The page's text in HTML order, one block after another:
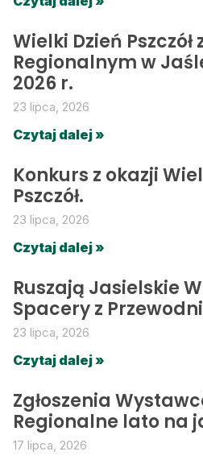
Wielki Dzień Pszczół
Regionalnym w
2026 r.
23 lipca, 2026
Czytaj dalej »
Konkurs z okazji
Pszczół.
23 lipca, 2026
Czytaj dalej »
Ruszają Jasielskie
Spacery z
23 lipca, 2026
Czytaj dalej »
Zgłoszenia
Regionalne lato na
17 lipca, 2026